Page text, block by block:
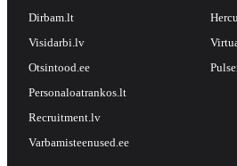
Dirbam.lt
Visidarbi.lv
Otsintood.ee
Personaloatrankos.lt
Recruitment.lv
Varbamisteenused.ee